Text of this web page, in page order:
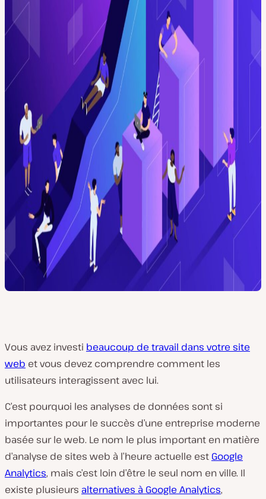
Vous avez investi beaucoup de travail dans votre site
web et vous devez comprendre comment les
utilisateurs interagissent avec lui.
C’est pourquoi les analyses de données sont si
importantes pour le succès d’une entreprise moderne
basée sur le web. Le nom le plus important en matière
d’analyse de sites web à l’heure actuelle est Google
Analytics, mais c’est loin d’être le seul nom en ville. Il
existe plusieurs alternatives à Google Analytics,